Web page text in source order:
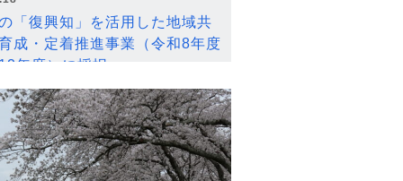
「復興知」を活用した地域共
成・定着推進事業（令和8年度
年度）に採択